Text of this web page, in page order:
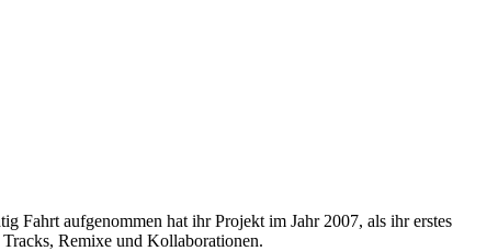
Fahrt aufgenommen hat ihr Projekt im Jahr 2007, als ihr erstes
Remixe und Kollaborationen.